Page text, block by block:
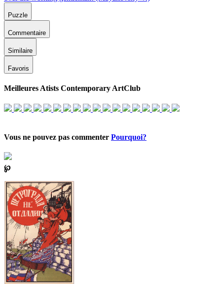
Puzzle
Commentaire
Similaire
Favoris
Meilleures Atists Contemporary ArtClub
Vous ne pouvez pas commenter Pourquoi?
℘